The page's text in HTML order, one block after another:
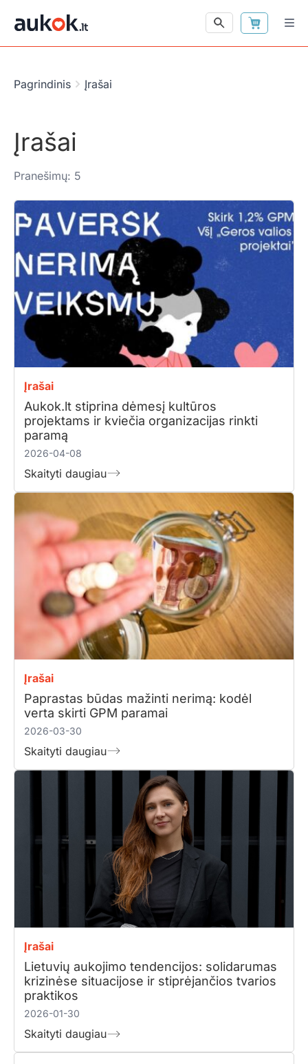
Pagrindinis Įrašai
Įrašai
Pranešimų: 5
Įrašai
Aukok.lt stiprina dėmesį kultūros
projektams ir kviečia organizacijas rinkti
paramą
2026-04-08
Skaityti daugiau
Įrašai
Paprastas būdas mažinti nerimą: kodėl
verta skirti GPM paramai
2026-03-30
Skaityti daugiau
Įrašai
Lietuvių aukojimo tendencijos: solidarumas
krizinėse situacijose ir stiprėjančios tvarios
praktikos
2026-01-30
Skaityti daugiau